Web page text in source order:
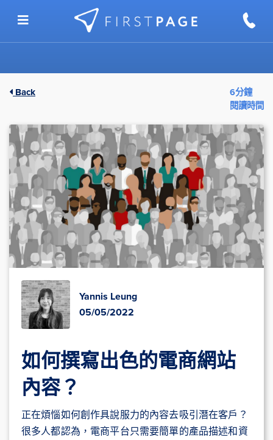
Back
6分鐘
閱讀時間
Yannis Leung
05/05/2022
如何撰寫出色的電商網站
內容？
正在煩惱如何創作具說服力的內容去吸引潛在客戶？
很多人都認為，電商平台只需要簡單的產品描述和資